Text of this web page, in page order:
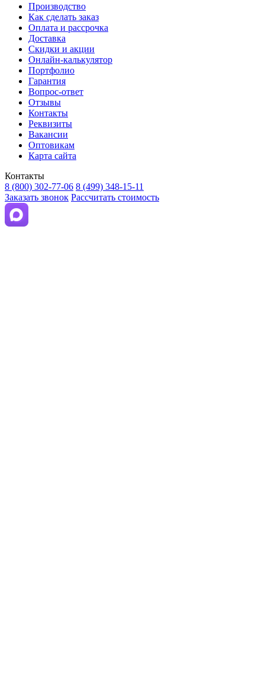
Производство
Как сделать заказ
Оплата и рассрочка
Доставка
Скидки и акции
Онлайн-калькулятор
Портфолио
Гарантия
Вопрос-ответ
Отзывы
Контакты
Реквизиты
Вакансии
Оптовикам
Карта сайта
Контакты
8 (800) 302-77-06 8 (499) 348-15-11
Заказать звонок Рассчитать стоимость